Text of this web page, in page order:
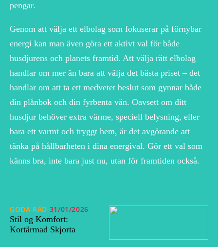
pengar.
Genom att välja ett elbolag som fokuserar på förnybar
energi kan man även göra ett aktivt val för både
husdjurens och planets framtid. Att välja rätt elbolag
handlar om mer än bara att välja det bästa priset – det
handlar om att ta ett medvetet beslut som gynnar både
din plånbok och din fyrbenta vän. Oavsett om ditt
husdjur behöver extra värme, speciell belysning, eller
bara ett varmt och tryggt hem, är det avgörande att
tänka på hållbarheten i dina energival. Gör ett val som
känns bra, inte bara just nu, utan för framtiden också.
GODA RÅD 31/01/2026
Stil og Komfort:
Kortärmad Skjorta